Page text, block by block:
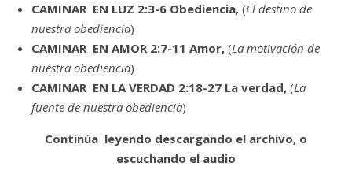
CAMINAR EN LUZ 2:3-6 Obediencia, (El destino de
nuestra obediencia)
CAMINAR EN AMOR 2:7-11 Amor, (La motivación de
nuestra obediencia)
CAMINAR EN LA VERDAD 2:18-27 La verdad, (La
fuente de nuestra obediencia)
Continúa leyendo descargando el archivo, o
escuchando el audio